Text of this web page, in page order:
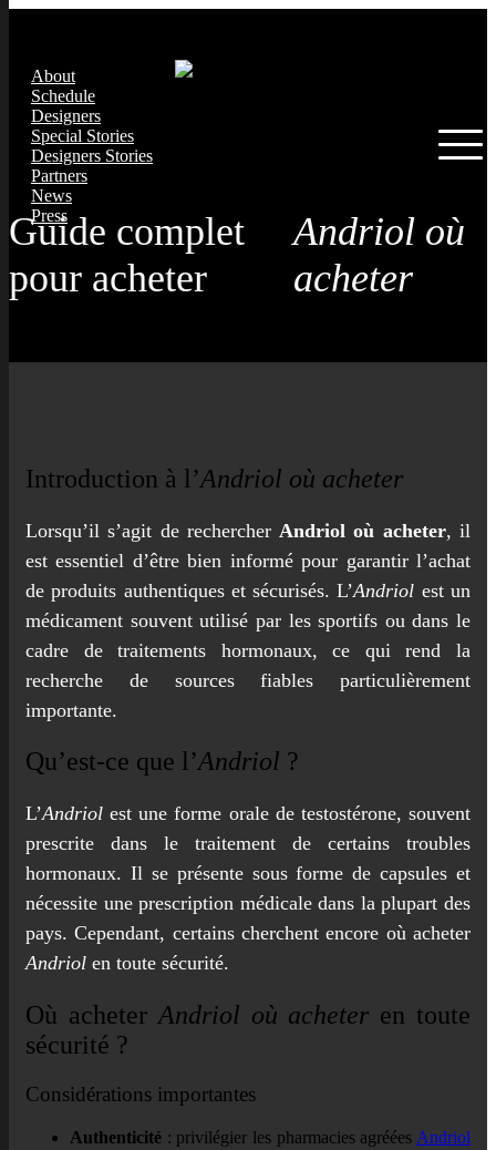
About
Schedule
Designers
Special Stories
Designers Stories
Partners
News
Press
Guide complet
pour acheter
Andriol où
acheter
Introduction à l’Andriol où acheter
Lorsqu’il s’agit de rechercher Andriol où acheter, il
est essentiel d’être bien informé pour garantir l’achat
de produits authentiques et sécurisés. L’Andriol est un
médicament souvent utilisé par les sportifs ou dans le
cadre de traitements hormonaux, ce qui rend la
recherche de sources fiables particulièrement
importante.
Qu’est-ce que l’Andriol ?
L’Andriol est une forme orale de testostérone, souvent
prescrite dans le traitement de certains troubles
hormonaux. Il se présente sous forme de capsules et
nécessite une prescription médicale dans la plupart des
pays. Cependant, certains cherchent encore où acheter
Andriol en toute sécurité.
Où acheterAndriol où acheter en toute
sécurité ?
Considérations importantes
Authenticité : privilégier les pharmacies agréées Andriol